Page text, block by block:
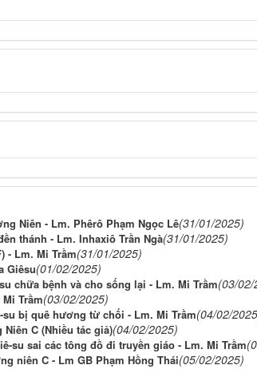
Niên - Lm. Phêrô Phạm Ngọc Lê(31/01/2025)
thánh - Lm. Inhaxiô Trần Ngà(31/01/2025)
- Lm. Mi Trầm(31/01/2025)
Giêsu(01/02/2025)
chữa bệnh và cho sống lại - Lm. Mi Trầm(03/02/
Trầm(03/02/2025)
bị quê hương từ chối - Lm. Mi Trầm(04/02/
C (Nhiều tác giả)(04/02/2025)
su sai các tông đồ đi truyền giáo - Lm. Mi Trầm
niên C - Lm GB Phạm Hồng Thái(05/02/2025)